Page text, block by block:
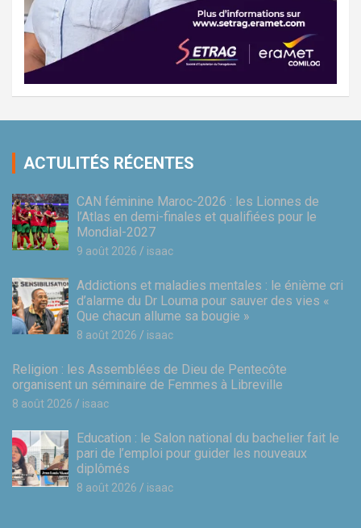
ACTULITÉS RÉCENTES
CAN féminine Maroc-2026 : les Lionnes de
l’Atlas en demi-finales et qualifiées pour le
Mondial-2027
9 août 2026 isaac
Addictions et maladies mentales : le énième cri
d’alarme du Dr Louma pour sauver des vies «
Que chacun allume sa bougie »
8 août 2026 isaac
Religion : les Assemblées de Dieu de Pentecôte
organisent un séminaire de Femmes à Libreville
8 août 2026 isaac
Education : le Salon national du bachelier fait le
pari de l’emploi pour guider les nouveaux
diplômés
8 août 2026 isaac